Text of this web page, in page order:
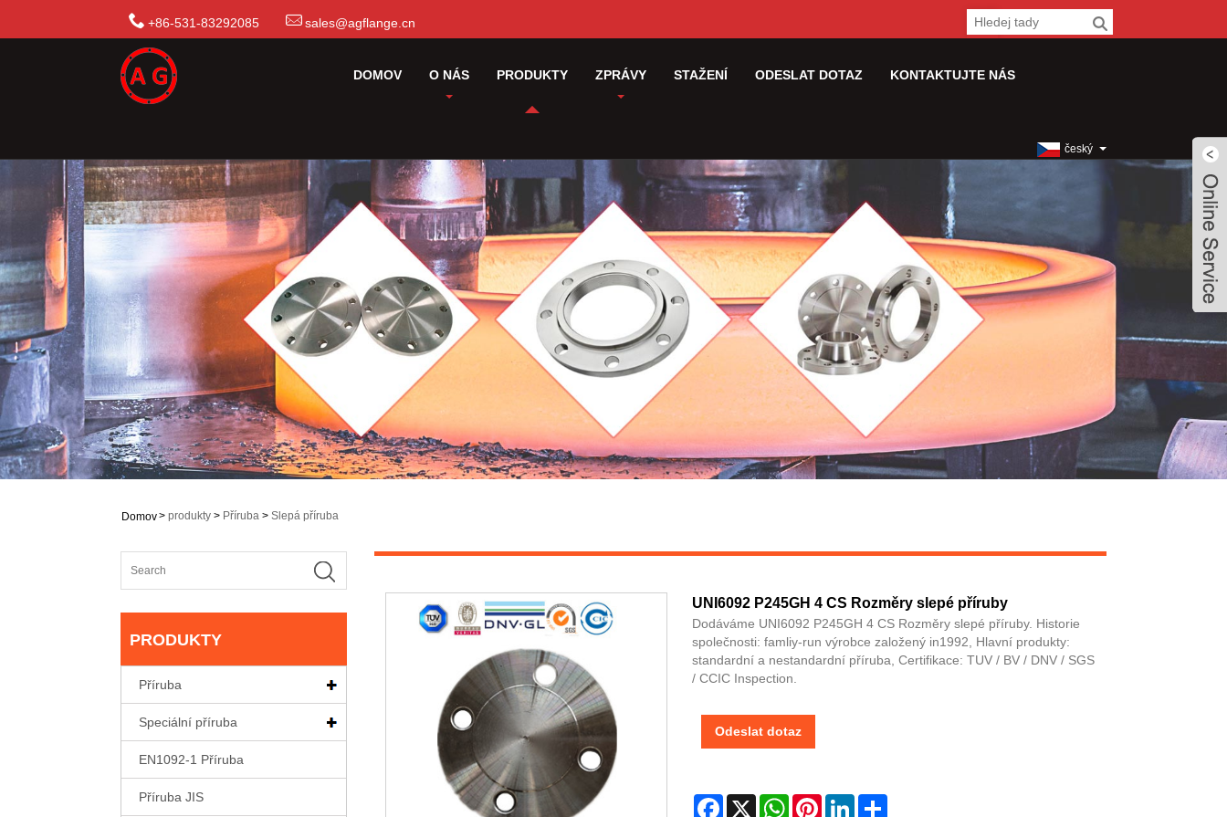
+86-531-83292085 sales@agflange.cn
DOMOV O NÁS PRODUKTY ZPRÁVY STAŽENÍ ODESLAT DOTAZ KONTAKTUJTE NÁS
český
Domov> produkty > Příruba > Slepá příruba
PRODUKTY
Příruba
Speciální příruba
EN1092-1 Příruba
Příruba JIS
UNI6092 P245GH 4 CS Rozměry slepé příruby
Dodáváme UNI6092 P245GH 4 CS Rozměry slepé příruby. Historie
společnosti: famliy-run výrobce založený in1992, Hlavní produkty:
standardní a nestandardní příruba, Certifikace: TUV / BV / DNV / SGS
/ CCIC Inspection.
Odeslat dotaz
Facebook
X WhatsAppPinterestLinkedInShare